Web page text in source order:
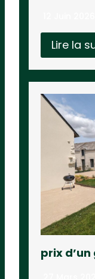
Lire la
prix